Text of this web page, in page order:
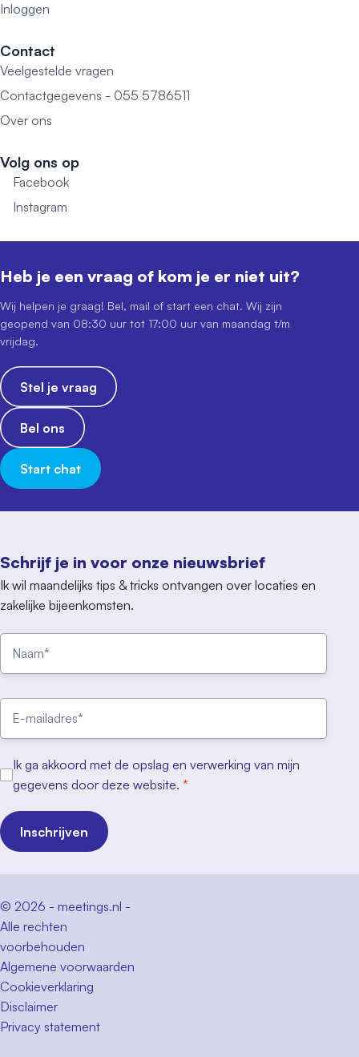
Inloggen
Contact
Veelgestelde vragen
Contactgegevens - 055 5786511
Over ons
Volg ons op
Facebook
Instagram
Schrijf je in voor onze nieuwsbrief
Ik wil maandelijks tips & tricks ontvangen over locaties en
zakelijke bijeenkomsten.
Ik ga akkoord met de opslag en verwerking van mijn
gegevens door deze website. *
Inschrijven
Heb je een vraag of kom je er niet uit?
Wij helpen je graag! Bel, mail of start een chat. Wij zijn
geopend van 08:30 uur tot 17:00 uur van maandag t/m
vrijdag.
Stel je vraag
Bel ons
Start chat
© 2026 - meetings.nl -
Alle rechten
voorbehouden
Algemene voorwaarden
Cookieverklaring
Disclaimer
Privacy statement